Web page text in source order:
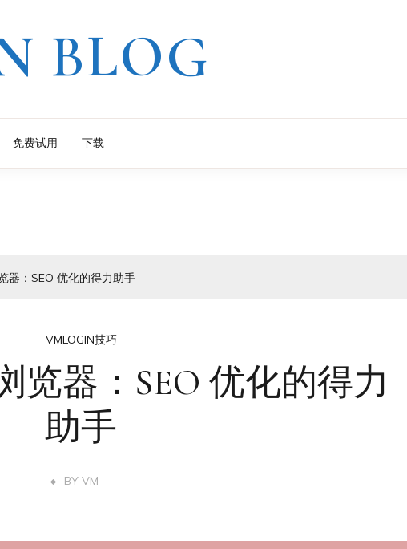
BLOG
免费试用 下载
器：SEO 优化的得力助手
VMLOGIN技巧
览器：SEO 优化的得力
助手
BY VM